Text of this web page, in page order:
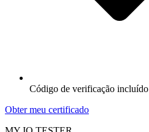
Código de verificação incluído
Obter meu certificado